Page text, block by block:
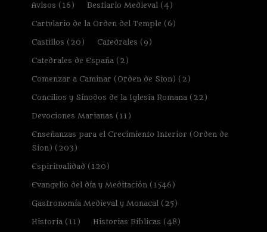
Avisos (16) Bestiario Medieval(4)
Cartulario de la Orden del Temple (6)
Castillos (20) Catedrales (9)
Catedrales de España(2)
Comenzar a Caminar (Orden de Sion) (2)
Concilios y Sínodos de la Iglesia Romana(22)
Devociones Marianas (11)
Enseñanzas para el Crecimiento Interior (Orden de
Sion) (203)
Espiritualidad (120)
Evangelio del día y Meditación(1546)
Gastronomía Medieval y Monacal(25)
Historia(11) Historias Bíblicas (48)